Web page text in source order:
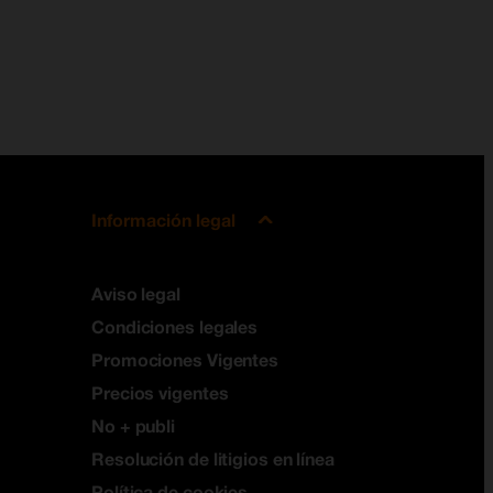
Información legal
Aviso legal
Condiciones legales
Promociones Vigentes
Precios vigentes
No + publi
Resolución de litigios en línea